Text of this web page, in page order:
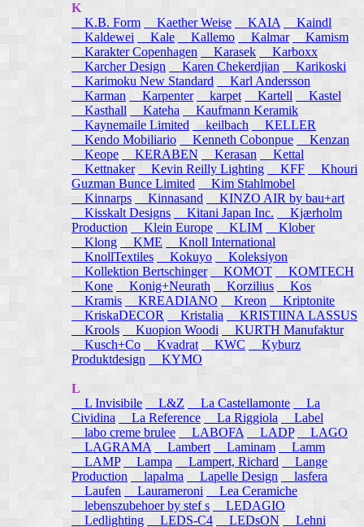
K
K.B. Form
Kaether Weise KAIA
Kaindl
Kaldewei
Kale Kallemo Kalmar
Kamism
Karakter Copenhagen
Karasek
Karboxx
Karcher Design
Karen Chekerdjian
Karikoski
Karimoku New Standard
Karl Andersson
Karman
Karpenter karpet Kartell
Kastel
Kasthall
Kateha
Kaufmann Keramik
Kaynemaile Limited keilbach
KELLER
Kendo Mobiliario
Kenneth Cobonpue
Kenzan
Keope
KERABEN Kerasan
Kettal
Kettnaker Kevin Reilly Lighting KFF
Khouri
Guzman Bunce Limited
Kim Stahlmobel
Kinnarps
Kinnasand
KINZO AIR by bau+art
Kisskalt Designs
Kitani Japan Inc.
Kjærholm
Production
Klein Europe KLIM
Klober
Klong
KME
Knoll International
KnollTextiles
Kokuyo
Koleksiyon
Kollektion Bertschinger KOMOT
KOMTECH
Kone
Konig+Neurath Korzilius
Kos
Kramis
KREADIANO Kreon
Kriptonite
KriskaDECOR
Kristalia
KRISTIINA LASSUS
Krools
Kuopion Woodi
KURTH Manufaktur
Kusch+Co
Kvadrat KWC
Kyburz
Produktdesign
KYMO
L
L Invisibile
L&Z La Castellamonte
La
Cividina
La Reference La Riggiola
Label
labo creme brulee
LABOFA LADP
LAGO
LAGRAMA
Lambert Laminam
Lamm
LAMP
Lampa Lampert, Richard
Lange
Production
lapalma Lapelle Design
lasfera
Laufen
Laurameroni
Lea Ceramiche
lebenszubehoer by stef s
LEDAGIO
Ledlighting
LEDS-C4 LEDsON
Lehni